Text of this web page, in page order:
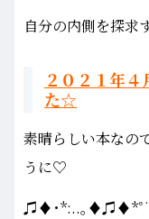
自分の内側を探
２０２１年
た☆
素晴らしい本なの
うに♡
♫♦･*:..｡♦♫♦*ﾟ¨